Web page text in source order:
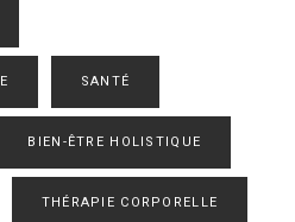
SANTÉ
BIEN-ÊTRE HOLISTIQUE
THÉRAPIE CORPORELLE